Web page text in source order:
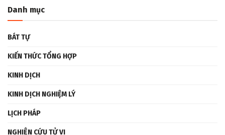
Danh mục
BÁT TỰ
KIẾN THỨC TỔNG HỢP
KINH DỊCH
KINH DỊCH NGHIỆM LÝ
LỊCH PHÁP
NGHIÊN CỨU TỬ VI